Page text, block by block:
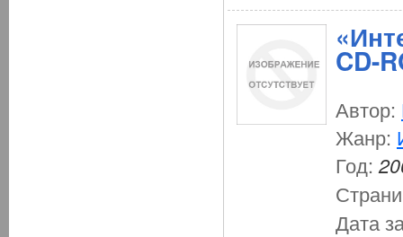
CD-
Автор:
Жанр:
Год:
Дата